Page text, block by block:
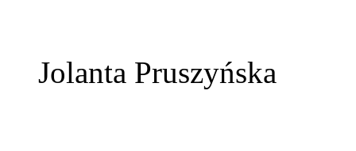
Jolanta Pruszyńska